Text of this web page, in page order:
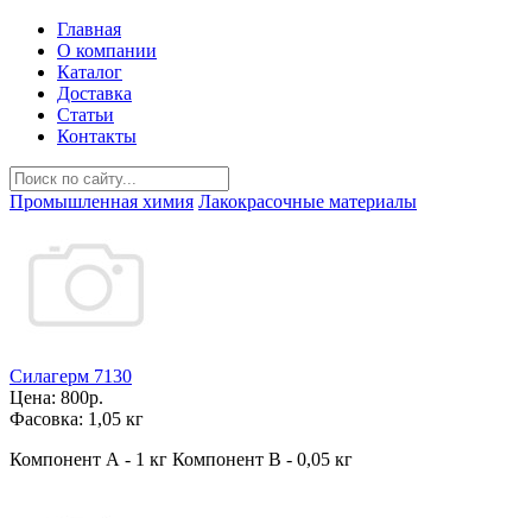
Главная
О компании
Каталог
Доставка
Статьи
Контакты
Промышленная химия Лакокрасочные материалы
Силагерм 7130
Цена: 800р.
Фасовка: 1,05 кг
Компонент А - 1 кг Компонент В - 0,05 кг